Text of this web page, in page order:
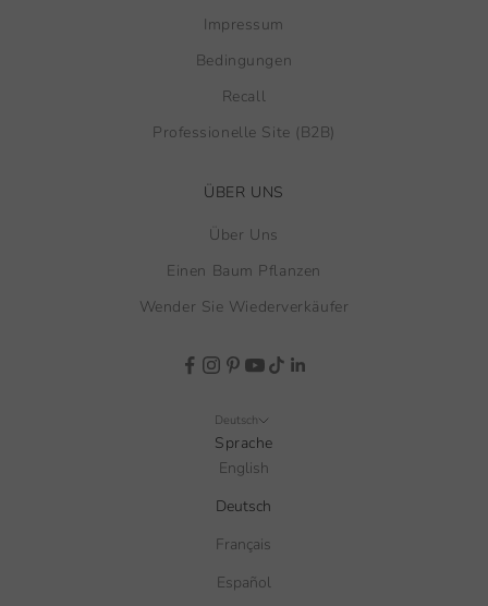
Impressum
Bedingungen
Recall
Professionelle Site (B2B)
ÜBER UNS
Über Uns
Einen Baum Pflanzen
Wender Sie Wiederverkäufer
Deutsch
Sprache
English
Deutsch
Français
Español